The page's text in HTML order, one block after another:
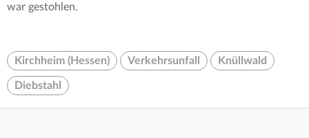
war gestohlen.
Kirchheim (Hessen) Verkehrsunfall Knüllwald
Diebstahl